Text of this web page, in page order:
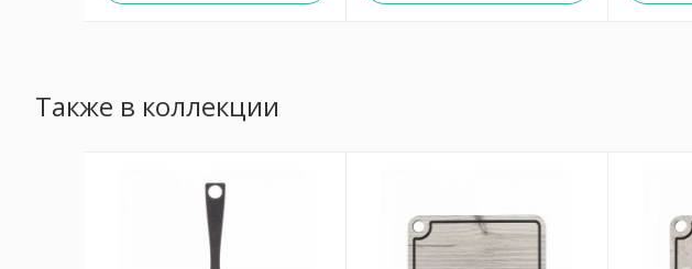
Также в коллекции